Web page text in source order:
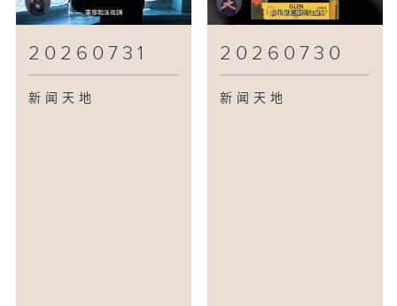
20260731
新闻天地
20260730
新闻天地